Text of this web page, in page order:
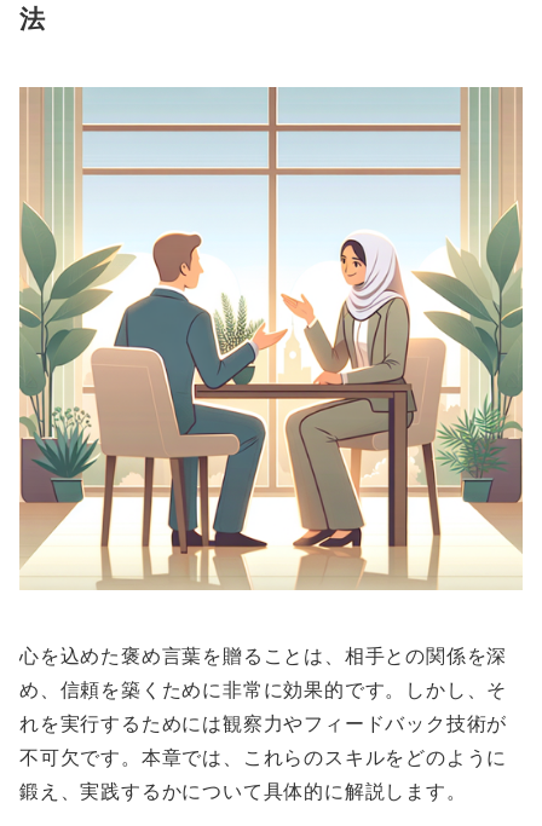
法
心を込めた褒め言葉を贈ることは、相手との関係を深
め、信頼を築くために非常に効果的です。しかし、そ
れを実行するためには観察力やフィードバック技術が
不可欠です。本章では、これらのスキルをどのように
鍛え、実践するかについて具体的に解説します。